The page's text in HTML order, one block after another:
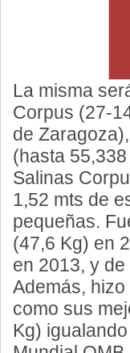
La misma
Corpus (27-
de
(hasta
Salinas
1,52 mts de
pequeñas.
(47,6 Kg) en
en 2013, y
Además,
como sus
Kg)